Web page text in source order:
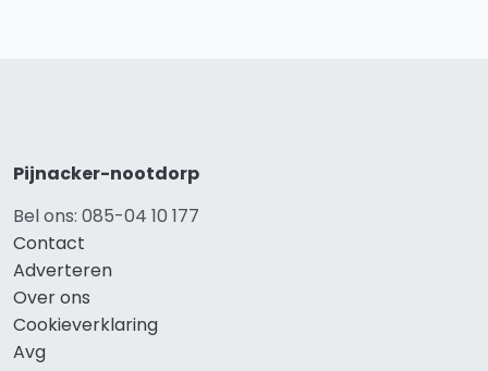
Pijnacker-nootdorp
Bel ons: 085-04 10 177
Contact
Adverteren
Over ons
Cookieverklaring
Avg